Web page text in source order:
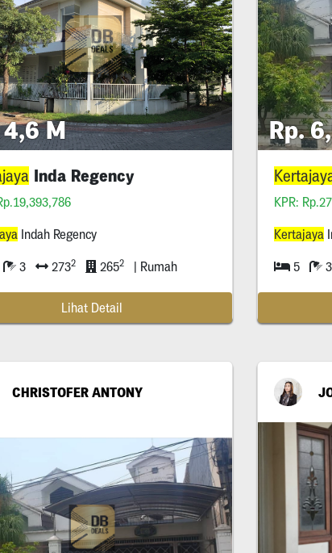
4,6 M
Inda Regency
Indah Regency
3 2732 2652 | Rumah
Lihat Detail
Rp.
KPR:
Kertajaya
5 3
CHRISTOFER ANTONY